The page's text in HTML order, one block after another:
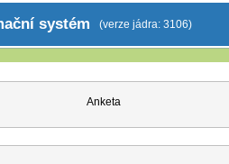
systém (verze jádra: 3106)
Anketa